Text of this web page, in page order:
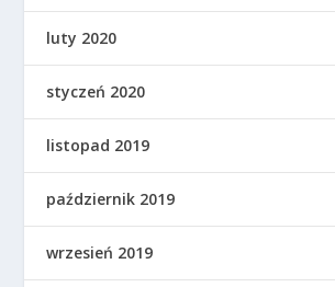
luty 2020
styczeń 2020
listopad 2019
październik 2019
wrzesień 2019